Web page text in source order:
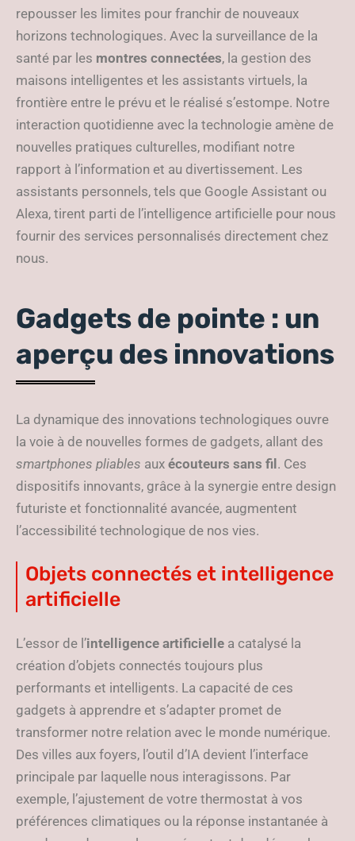
repousser les limites pour franchir de nouveaux
horizons technologiques. Avec la surveillance de la
santé par les montres connectées, la gestion des
maisons intelligentes et les assistants virtuels, la
frontière entre le prévu et le réalisé s’estompe. Notre
interaction quotidienne avec la technologie amène de
nouvelles pratiques culturelles, modifiant notre
rapport à l’information et au divertissement. Les
assistants personnels, tels que Google Assistant ou
Alexa, tirent parti de l’intelligence artificielle pour nous
fournir des services personnalisés directement chez
nous.
Gadgets de pointe : un
aperçu des innovations
La dynamique des innovations technologiques ouvre
la voie à de nouvelles formes de gadgets, allant des
smartphones pliables aux écouteurs sans fil . Ces
dispositifs innovants, grâce à la synergie entre design
futuriste et fonctionnalité avancée, augmentent
l’accessibilité technologique de nos vies.
Objets connectés et intelligence
artificielle
L’essor de l’intelligence artificielle a catalysé la
création d’objets connectés toujours plus
performants et intelligents. La capacité de ces
gadgets à apprendre et s’adapter promet de
transformer notre relation avec le monde numérique.
Des villes aux foyers, l’outil d’IA devient l’interface
principale par laquelle nous interagissons. Par
exemple, l’ajustement de votre thermostat à vos
préférences climatiques ou la réponse instantanée à